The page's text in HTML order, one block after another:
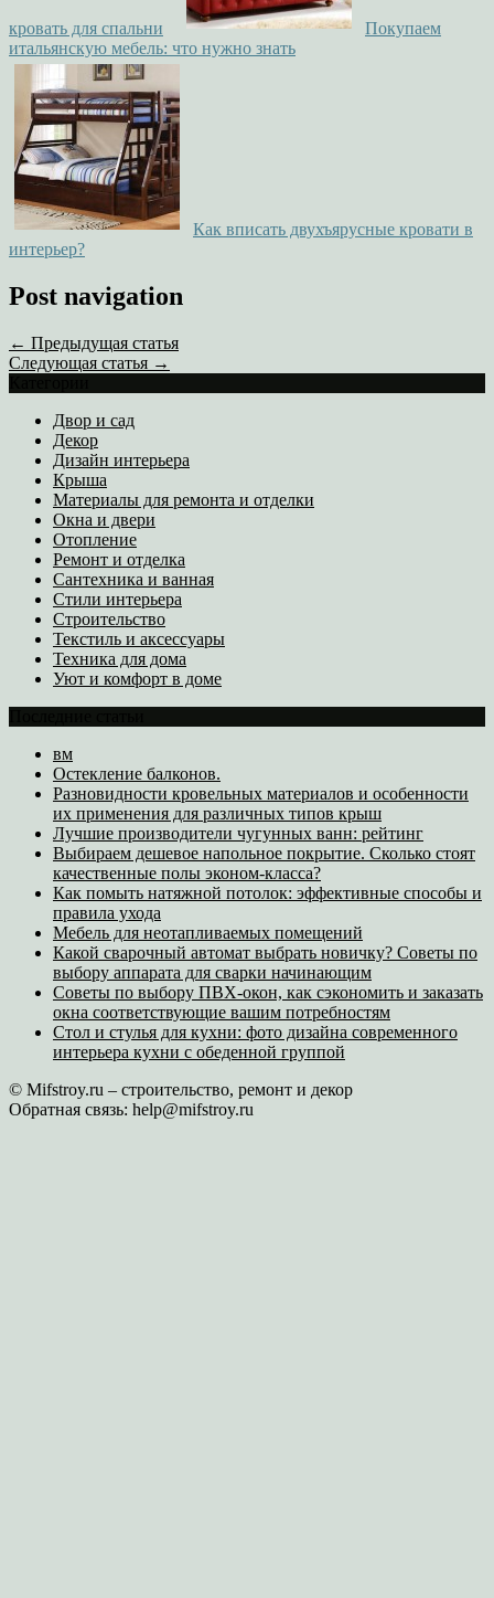
кровать для спальни
Покупаем
итальянскую мебель: что нужно знать
Как вписать двухъярусные кровати в
интерьер?
Post navigation
← Предыдущая статья
Следующая статья →
Двор и сад
Декор
Дизайн интерьера
Крыша
Материалы для ремонта и отделки
Окна и двери
Отопление
Ремонт и отделка
Сантехника и ванная
Стили интерьера
Строительство
Текстиль и аксессуары
Техника для дома
Уют и комфорт в доме
вм
Остекление балконов.
Разновидности кровельных материалов и особенности
их применения для различных типов крыш
Лучшие производители чугунных ванн: рейтинг
Выбираем дешевое напольное покрытие. Сколько стоят
качественные полы эконом-класса?
Как помыть натяжной потолок: эффективные способы и
правила ухода
Мебель для неотапливаемых помещений
Какой сварочный автомат выбрать новичку? Советы по
выбору аппарата для сварки начинающим
Советы по выбору ПВХ-окон, как сэкономить и заказать
окна соответствующие вашим потребностям
Стол и стулья для кухни: фото дизайна современного
интерьера кухни с обеденной группой
© Mifstroy.ru – строительство, ремонт и декор
Обратная связь: help@mifstroy.ru